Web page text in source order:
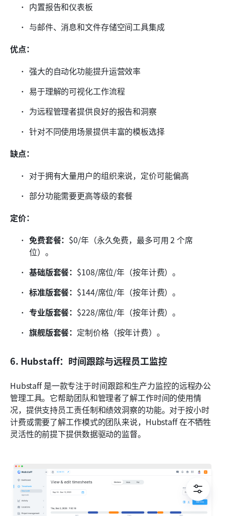
内置报告和仪表板
与邮件、消息和文件存储空间工具集成
优点：
强大的自动化功能提升运营效率
易于理解的可视化工作流程
为远程管理者提供良好的报告和洞察
针对不同使用场景提供丰富的模板选择
缺点：
对于拥有大量用户的组织来说，定价可能偏高
部分功能需要更高等级的套餐
定价：
免费套餐： $0/年（永久免费，最多可用 2 个席
位）。
基础版套餐： $108/席位/年（按年计费）。
标准版套餐： $144/席位/年（按年计费）。
专业版套餐： $228/席位/年（按年计费）。
旗舰版套餐： 定制价格（按年计费）。
6. Hubstaff：时间跟踪与远程员工监控
Hubstaff 是一款专注于时间跟踪和生产力监控的远程办公
管理工具。它帮助团队和管理者了解工作时间的使用情
况，提供支持员工责任制和绩效洞察的功能。对于按小时
计费或需要了解工作模式的团队来说，Hubstaff 在不牺牲
灵活性的前提下提供数据驱动的监督。